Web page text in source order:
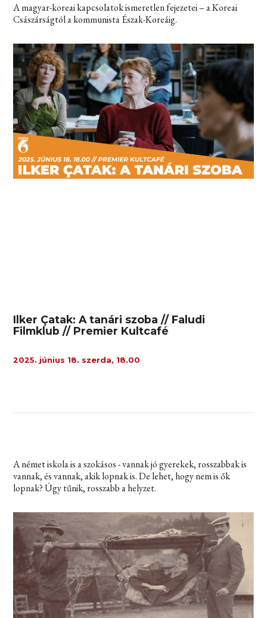
A magyar-koreai kapcsolatok ismeretlen fejezetei – a Koreai
Császárságtól a kommunista Észak-Koreáig.
Ilker Çatak: A tanári szoba // Faludi
Filmklub // Premier Kultcafé
2025. június 18. szerda, 18.00
A német iskola is a szokásos - vannak jó gyerekek, rosszabbak is
vannak, és vannak, akik lopnak is. De lehet, hogy nem is ők
lopnak? Úgy tűnik, rosszabb a helyzet.